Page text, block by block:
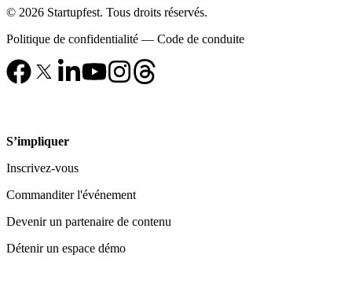
© 2026 Startupfest. Tous droits réservés.
Politique de confidentialité — Code de conduite
S’impliquer
Inscrivez-vous
Commanditer l'événement
Devenir un partenaire de contenu
Détenir un espace démo